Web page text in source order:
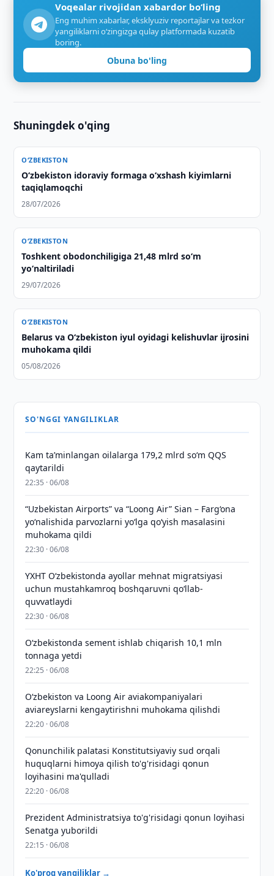
Voqealar rivojidan xabardor bo‘ling
Eng muhim xabarlar, eksklyuziv reportajlar va tezkor
yangiliklarni o‘zingizga qulay platformada kuzatib
boring.
Obuna bo'ling
Shuningdek o'qing
O‘ZBEKISTON
Oʻzbekiston idoraviy formaga oʻxshash kiyimlarni
taqiqlamoqchi
28/07/2026
O‘ZBEKISTON
Toshkent obodonchiligiga 21,48 mlrd so‘m
yo‘naltiriladi
29/07/2026
O‘ZBEKISTON
Belarus va O‘zbekiston iyul oyidagi kelishuvlar ijrosini
muhokama qildi
05/08/2026
SO'NGGI YANGILIKLAR
Kam taʼminlangan oilalarga 179,2 mlrd so‘m QQS
qaytarildi
22:35 · 06/08
“Uzbekistan Airports” va “Loong Air” Sian – Farg‘ona
yo‘nalishida parvozlarni yo‘lga qo‘yish masalasini
muhokama qildi
22:30 · 06/08
YXHT O‘zbekistonda ayollar mehnat migratsiyasi
uchun mustahkamroq boshqaruvni qo‘llab-
quvvatlaydi
22:30 · 06/08
O‘zbekistonda sement ishlab chiqarish 10,1 mln
tonnaga yetdi
22:25 · 06/08
Oʻzbekiston va Loong Air aviakompaniyalari
aviareyslarni kengaytirishni muhokama qilishdi
22:20 · 06/08
Qonunchilik palatasi Konstitutsiyaviy sud orqali
huquqlarni himoya qilish to'g'risidagi qonun
loyihasini ma'qulladi
22:20 · 06/08
Prezident Administratsiya to'g'risidagi qonun loyihasi
Senatga yuborildi
22:15 · 06/08
Ko'proq yangiliklar →